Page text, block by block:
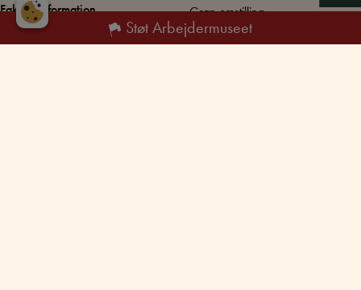
Fakturainformation
SE / CVR: DK72867211
Grøn omstilling
Støt Arbejdermuseet